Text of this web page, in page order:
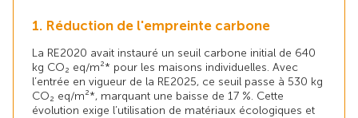
1. Réduction de l'empreinte carbone
La RE2020 avait instauré un seuil carbone initial de 640
kg CO₂ eq/m²* pour les maisons individuelles. Avec
l’entrée en vigueur de la RE2025, ce seuil passe à 530 kg
CO₂ eq/m²*, marquant une baisse de 17 %. Cette
évolution exige l’utilisation de matériaux écologiques et